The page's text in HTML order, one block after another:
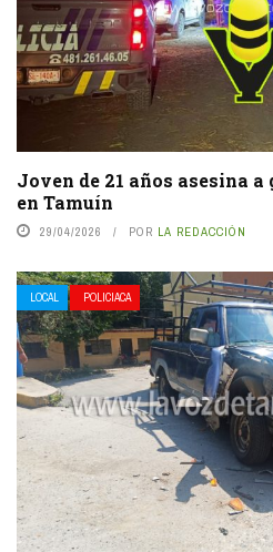
Joven de 21 años asesina
en Tamuín
29/04/2026 POR LA REDACCIÓN
LOCAL POLICIACA